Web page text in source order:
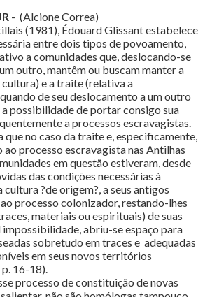
- (Alcione Correa)
(1981), Édouard Glissant estabelece
entre dois tipos de povoamento,
a comunidades que, deslocando-se
outro, mantêm ou buscam manter a
e a traite (relativa a
de seu deslocamento a um outro
possibilidade de portar consigo sua
a processos escravagistas.
no caso da traite e, especificamente,
ao processo escravagista nas Antilhas
em questão estiveram, desde
das condições necessárias à
cultura ?de origem?, a seus antigos
processo colonizador, restando-lhes
materiais ou espirituais) de suas
impossibilidade, abriu-se espaço para
sobretudo em traces e adequadas
em seus novos territórios
16-18).
processo de constituição de novas